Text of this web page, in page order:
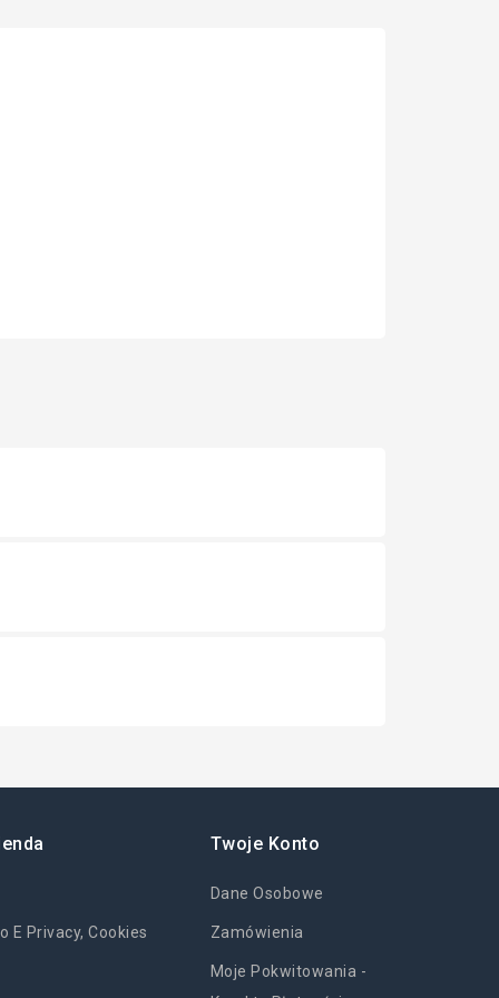
E Privacy, Cookies
Twoje Konto
Dane Osobowe
Zamówienia
Moje Pokwitowania -